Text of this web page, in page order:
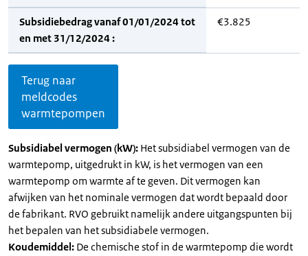
Subsidiebedrag vanaf 01/01/2024 tot
en met 31/12/2024 :
€3.825
Terug naar
meldcodes
warmtepompen
Subsidiabel vermogen (kW): Het subsidiabel vermogen van de
warmtepomp, uitgedrukt in kW, is het vermogen van een
warmtepomp om warmte af te geven. Dit vermogen kan
afwijken van het nominale vermogen dat wordt bepaald door
de fabrikant. RVO gebruikt namelijk andere uitgangspunten bij
het bepalen van het subsidiabele vermogen.
Koudemiddel: De chemische stof in de warmtepomp die wordt